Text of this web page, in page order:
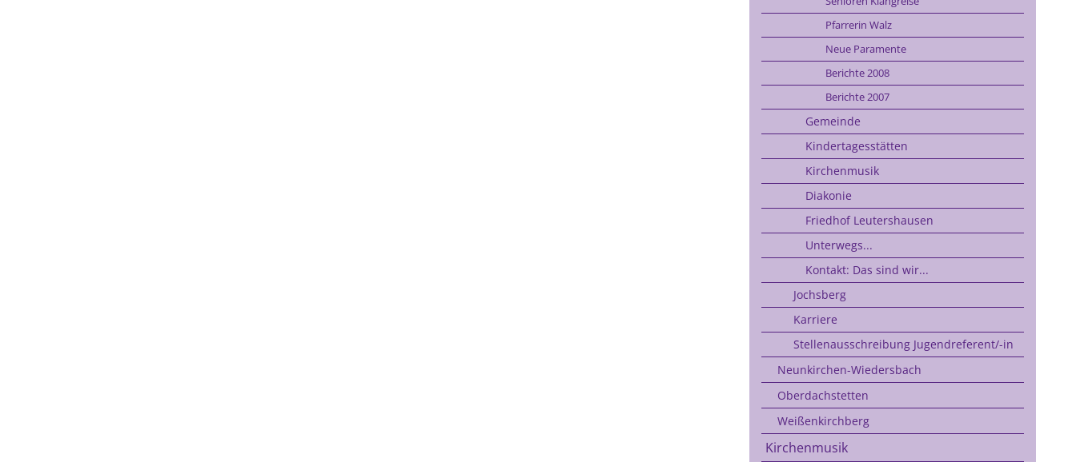
Pfarrerin Walz
Neue Paramente
Berichte 2008
Berichte 2007
Gemeinde
Kindertagesstätten
Kirchenmusik
Diakonie
Friedhof Leutershausen
Unterwegs...
Kontakt: Das sind wir...
Jochsberg
Karriere
Stellenausschreibung Jugendreferent/-in
Neunkirchen-Wiedersbach
Oberdachstetten
Weißenkirchberg
Kirchenmusik